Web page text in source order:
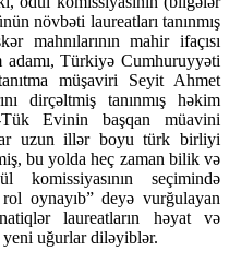
növbəti laureatları tanınmış
mahnılarının mahir ifaçısı
adamı, Türkiyə Cumhuruyyəti
müşaviri Seyit Ahmet
dirçəltmiş tanınmış həkim
Evinin başqan müavini
uzun illər boyu türk birliyi
bu yolda heç zaman bilik və
komissiyasının seçimində
oynayıb” deyə vurğulayan
laureatların həyat və
yeni uğurlar diləyiblər.